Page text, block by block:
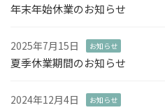
年末年始休業のお知らせ
2025年7月15日 お知らせ
夏季休業期間のお知らせ
2024年12月4日 お知らせ